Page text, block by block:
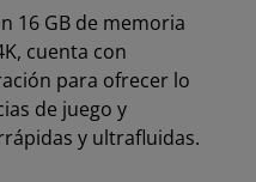
16 GB de memoria
cuenta con
para ofrecer lo
de juego y
y ultrafluidas.